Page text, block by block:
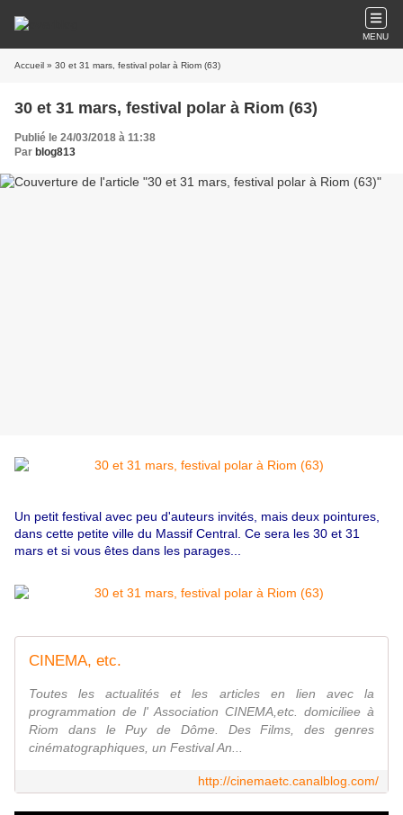
MENU
Accueil » 30 et 31 mars, festival polar à Riom (63)
30 et 31 mars, festival polar à Riom (63)
Publié le 24/03/2018 à 11:38
Par blog813
Un petit festival avec peu d'auteurs invités, mais deux pointures,
dans cette petite ville du Massif Central. Ce sera les 30 et 31
mars et si vous êtes dans les parages...
CINEMA, etc.
Toutes les actualités et les articles en lien avec la
programmation de l' Association CINEMA,etc. domiciliee à
Riom dans le Puy de Dôme. Des Films, des genres
cinématographiques, un Festival An...
http://cinemaetc.canalblog.com/